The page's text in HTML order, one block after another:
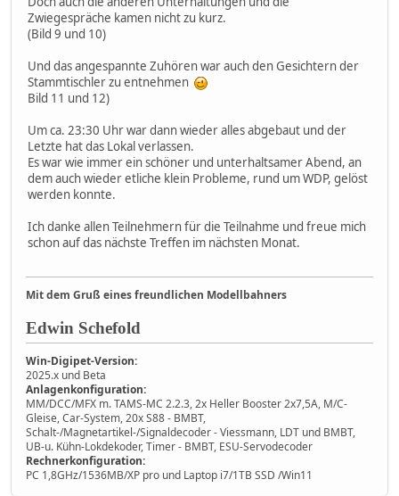
Zwiegespräche kamen nicht zu kurz.
(Bild 9 und 10)
Und das angespannte Zuhören war auch den Gesichtern der
Stammtischler zu entnehmen
Bild 11 und 12)
Um ca. 23:30 Uhr war dann wieder alles abgebaut und der
Letzte hat das Lokal verlassen.
Es war wie immer ein schöner und unterhaltsamer Abend, an
dem auch wieder etliche klein Probleme, rund um WDP, gelöst
werden konnte.
Ich danke allen Teilnehmern für die Teilnahme und freue mich
schon auf das nächste Treffen im nächsten Monat.
Mit dem Gruß eines freundlichen Modellbahners
Edwin Schefold
Win-Digipet-Version:
2025.x und Beta
Anlagenkonfiguration:
MM/DCC/MFX m. TAMS-MC 2.2.3, 2x Heller Booster 2x7,5A, M/C-
Gleise, Car-System, 20x S88 - BMBT,
Schalt-/Magnetartikel-/Signaldecoder - Viessmann, LDT und BMBT,
UB-u. Kühn-Lokdekoder, Timer - BMBT, ESU-Servodecoder
Rechnerkonfiguration:
PC 1,8GHz/1536MB/XP pro und Laptop i7/1TB SSD /Win11